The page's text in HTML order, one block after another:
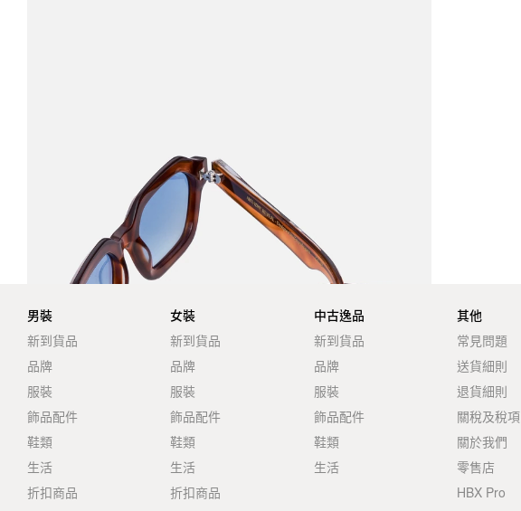
男裝
新到貨品
品牌
服裝
飾品配件
鞋類
生活
折扣商品
女裝
新到貨品
品牌
服裝
飾品配件
鞋類
生活
折扣商品
中古逸品
新到貨品
品牌
服裝
飾品配件
鞋類
生活
其他
常見問題
送貨細則
退貨細則
關稅及稅項
關於我們
零售店
HBX Pro